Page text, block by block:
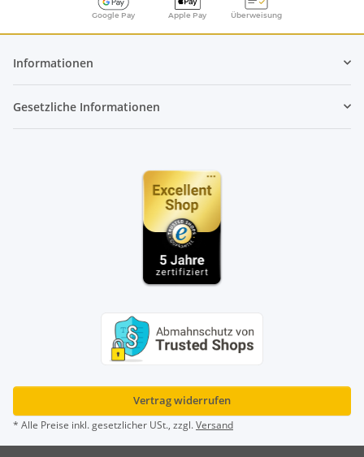
Google Pay Apple Pay Überweisung
Informationen
Gesetzliche Informationen
Vertrag widerrufen
* Alle Preise inkl. gesetzlicher USt., zzgl.Versand